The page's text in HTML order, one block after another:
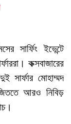
সার্ফিং ইভেন্টে
কক্সবাজারের
মোহাম্মদ
আরও নিবিড়